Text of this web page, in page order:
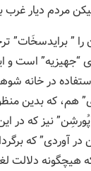
مردم دیار غرب
” برایدسخَات”
“جهیزیه” است
در خانه
هم، که بدین
نیز که در
آوردی” که
هیچگونه دلالت